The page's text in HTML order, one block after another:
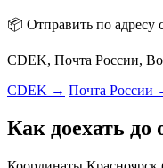
📦 Отправить по адресу
CDEK, Почта России,
CDEK → Почта России
Как доехать до